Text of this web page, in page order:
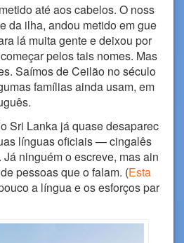
até aos cabelos. O noss
da ilha, andou metido em gue
lá muita gente e deixou por
pelos tais nomes. Mas
Saímos de Ceilão no século
famílias ainda usam, em
Sri Lanka já quase desaparec
línguas oficiais — cingalês
ninguém o escreve, mas ain
pessoas que o falam. (Esta
a língua e os esforços par